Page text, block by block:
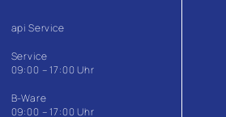
api Service
Service
09:00 – 17:00 Uhr
B-Ware
09:00 – 17:00 Uhr